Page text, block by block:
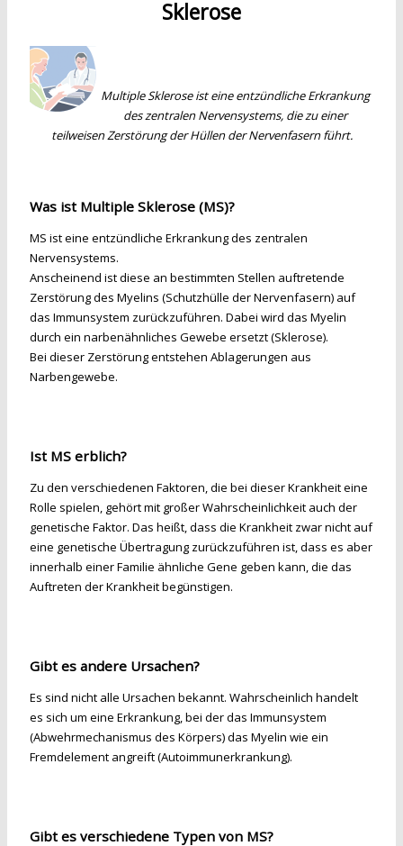
Sklerose
Multiple Sklerose ist eine entzündliche Erkrankung
des zentralen Nervensystems, die zu einer
teilweisen Zerstörung der Hüllen der Nervenfasern führt.
Was ist Multiple Sklerose (MS)?
MS ist eine entzündliche Erkrankung des zentralen
Nervensystems.
Anscheinend ist diese an bestimmten Stellen auftretende
Zerstörung des Myelins (Schutzhülle der Nervenfasern) auf
das Immunsystem zurückzuführen. Dabei wird das Myelin
durch ein narbenähnliches Gewebe ersetzt (Sklerose).
Bei dieser Zerstörung entstehen Ablagerungen aus
Narbengewebe.
Ist MS erblich?
Zu den verschiedenen Faktoren, die bei dieser Krankheit eine
Rolle spielen, gehört mit großer Wahrscheinlichkeit auch der
genetische Faktor. Das heißt, dass die Krankheit zwar nicht auf
eine genetische Übertragung zurückzuführen ist, dass es aber
innerhalb einer Familie ähnliche Gene geben kann, die das
Auftreten der Krankheit begünstigen.
Gibt es andere Ursachen?
Es sind nicht alle Ursachen bekannt. Wahrscheinlich handelt
es sich um eine Erkrankung, bei der das Immunsystem
(Abwehrmechanismus des Körpers) das Myelin wie ein
Fremdelement angreift (Autoimmunerkrankung).
Gibt es verschiedene Typen von MS?